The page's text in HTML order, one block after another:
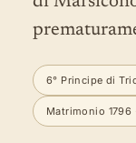
6° Principe di
Matrimonio 1796